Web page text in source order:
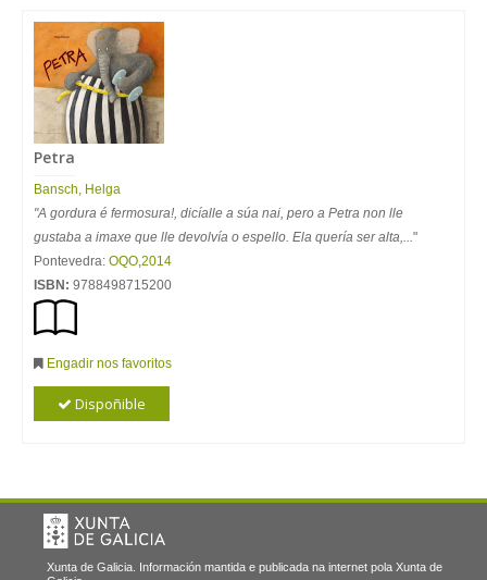
Petra
Bansch, Helga
"A gordura é fermosura!, dicíalle a súa nai, pero a Petra non lle
gustaba a imaxe que lle devolvía o espello. Ela quería ser alta,..."
Pontevedra: OQO,2014
ISBN: 9788498715200
Engadir nos favoritos
Dispoñible
Xunta de Galicia. Información mantida e publicada na internet pola Xunta de